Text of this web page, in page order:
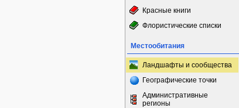
Красные книги
Флористические списки
Местообитания
Ландшафты и сообщества
Географические точки
Административные
регионы